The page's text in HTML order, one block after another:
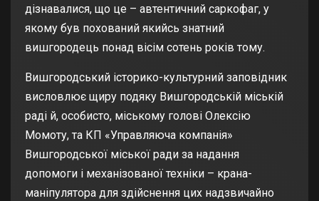
дізнавалися, що це – автентичний саркофаг, у
якому був похований якийсь знатний
вишгородець понад вісім сотень років тому.
Вишгородський історико-культурний заповідник
висловлює щиру подяку Вишгородській міській
раді й, особисто, міському голові Олексію
Момоту, та КП «Управляюча компанія»
Вишгородської міської ради за надання
допомоги і механізованої техніки – крана-
маніпулятора для здійснення цих надзвичайно